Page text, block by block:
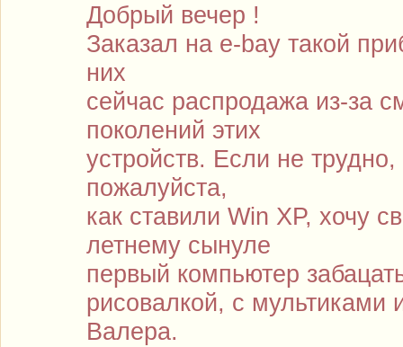
Добрый вечер !
Заказал на e-bay такой
них
сейчас распродажа из-за
поколений этих
устройств. Если не
пожалуйста,
как ставили Win XP, хочу
летнему сынуле
первый компьютер
рисовалкой, с мультиками
Валера.